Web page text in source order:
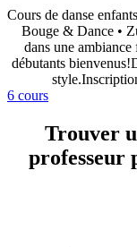
Cours de danse
Bouge & Dance •
dans une
débutants
6 cours
Trouver
professeur